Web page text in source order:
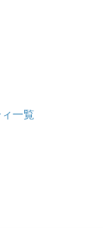
一覧